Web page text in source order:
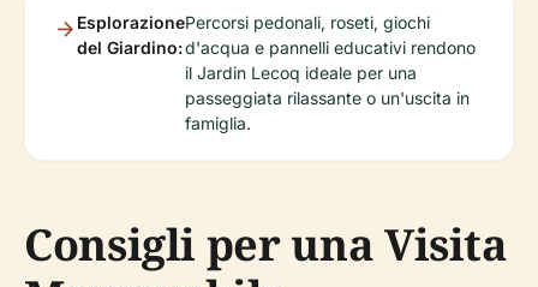
Esplorazione
del Giardino:
Percorsi pedonali, roseti, giochi
d'acqua e pannelli educativi rendono
il Jardin Lecoq ideale per una
passeggiata rilassante o un'uscita in
famiglia.
Consigli per una Visita